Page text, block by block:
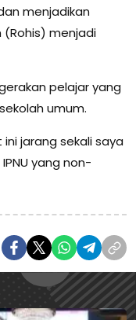
menjadikan
(Rohis) menjadi
pelajar yang
umum.
jarang sekali saya
yang non-